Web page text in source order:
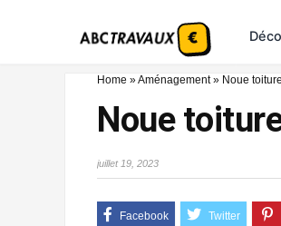
Déco
Home »Aménagement» Noue
Noue
juillet 19, 2023